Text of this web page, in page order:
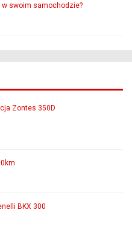
swoim samochodzie?
Zontes 350D
BKX 300